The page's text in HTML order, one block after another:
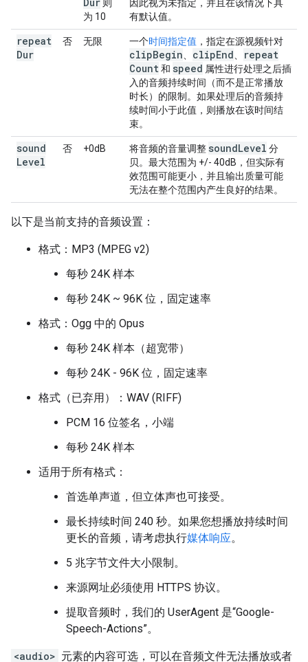
则
为 10
因此视为未指定，并且在该情况下具
有默认值。
repeat
Dur
否 无限 一个时间指定值 ，指定在源视频针对
clipBegin clipEnd
repeat
Count和 speed 属性进行处理之后插
入的音频持续时间（而不是正常播放
时长）的限制。如果处理后的音频持
续时间小于此值，则播放在该时间结
束。
sound
Level
否 +0dB 将音频的音量调整 soundLevel 分
贝。最大范围为 +/- 40dB，但实际有
效范围可能更小，并且输出质量可能
无法在整个范围内产生良好的结果。
以下是当前支持的音频设置：
格式：MP3 (MPEG v2)
每秒 24K 样本
每秒 24K ~ 96K 位，固定速率
格式：Ogg 中的 Opus
每秒 24K 样本（超宽带）
每秒 24K - 96K 位，固定速率
格式（已弃用）：WAV (RIFF)
PCM 16 位签名，小端
每秒 24K 样本
适用于所有格式：
首选单声道，但立体声也可接受。
最长持续时间 240 秒。如果您想播放持续时间
更长的音频，请考虑执行媒体响应。
5 兆字节文件大小限制。
来源网址必须使用 HTTPS 协议。
提取音频时，我们的 UserAgent 是“Google-
Speech-Actions”。
<audio> 元素的内容可选，可以在音频文件无法播放或者